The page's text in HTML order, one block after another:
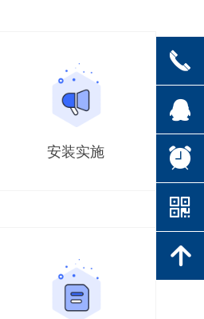
安装实施
끅
뀩
뀥
낃
녕